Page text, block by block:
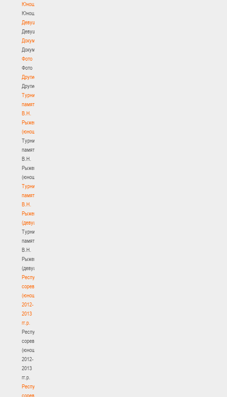
Юноши
Юноши
Девушки
Девушки
Документы
Документы
Фото
Фото
Другие
Другие
Турнир
памяти
В.Н.
Рыженкова
(юноши)
Турнир
памяти
В.Н.
Рыженкова
(юноши)
Турнир
памяти
В.Н.
Рыженкова
(девушки)
Турнир
памяти
В.Н.
Рыженкова
(девушки)
Республиканские
соревнования
(юноши)
2012-
2013
гг.р.
Республиканские
соревнования
(юноши)
2012-
2013
гг.р.
Республиканские
соревнования